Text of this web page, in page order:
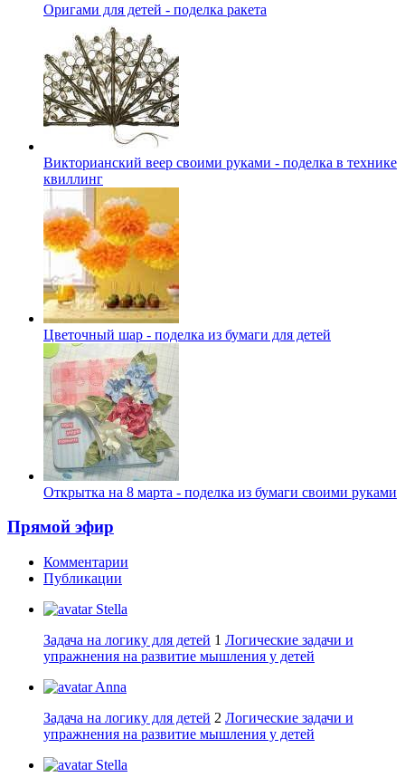
Оригами для детей - поделка ракета
Викторианский веер своими руками - поделка в технике
квиллинг
Цветочный шар - поделка из бумаги для детей
Открытка на 8 марта - поделка из бумаги своими руками
Прямой эфир
Комментарии
Публикации
Stella
Задача на логику для детей 1 Логические задачи и
упражнения на развитие мышления у детей
Anna
Задача на логику для детей 2 Логические задачи и
упражнения на развитие мышления у детей
Stella